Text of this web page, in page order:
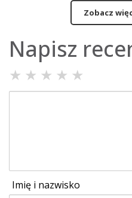
Zobacz
Napisz
★ ★ ★ ★ ★
Imię i nazwisko